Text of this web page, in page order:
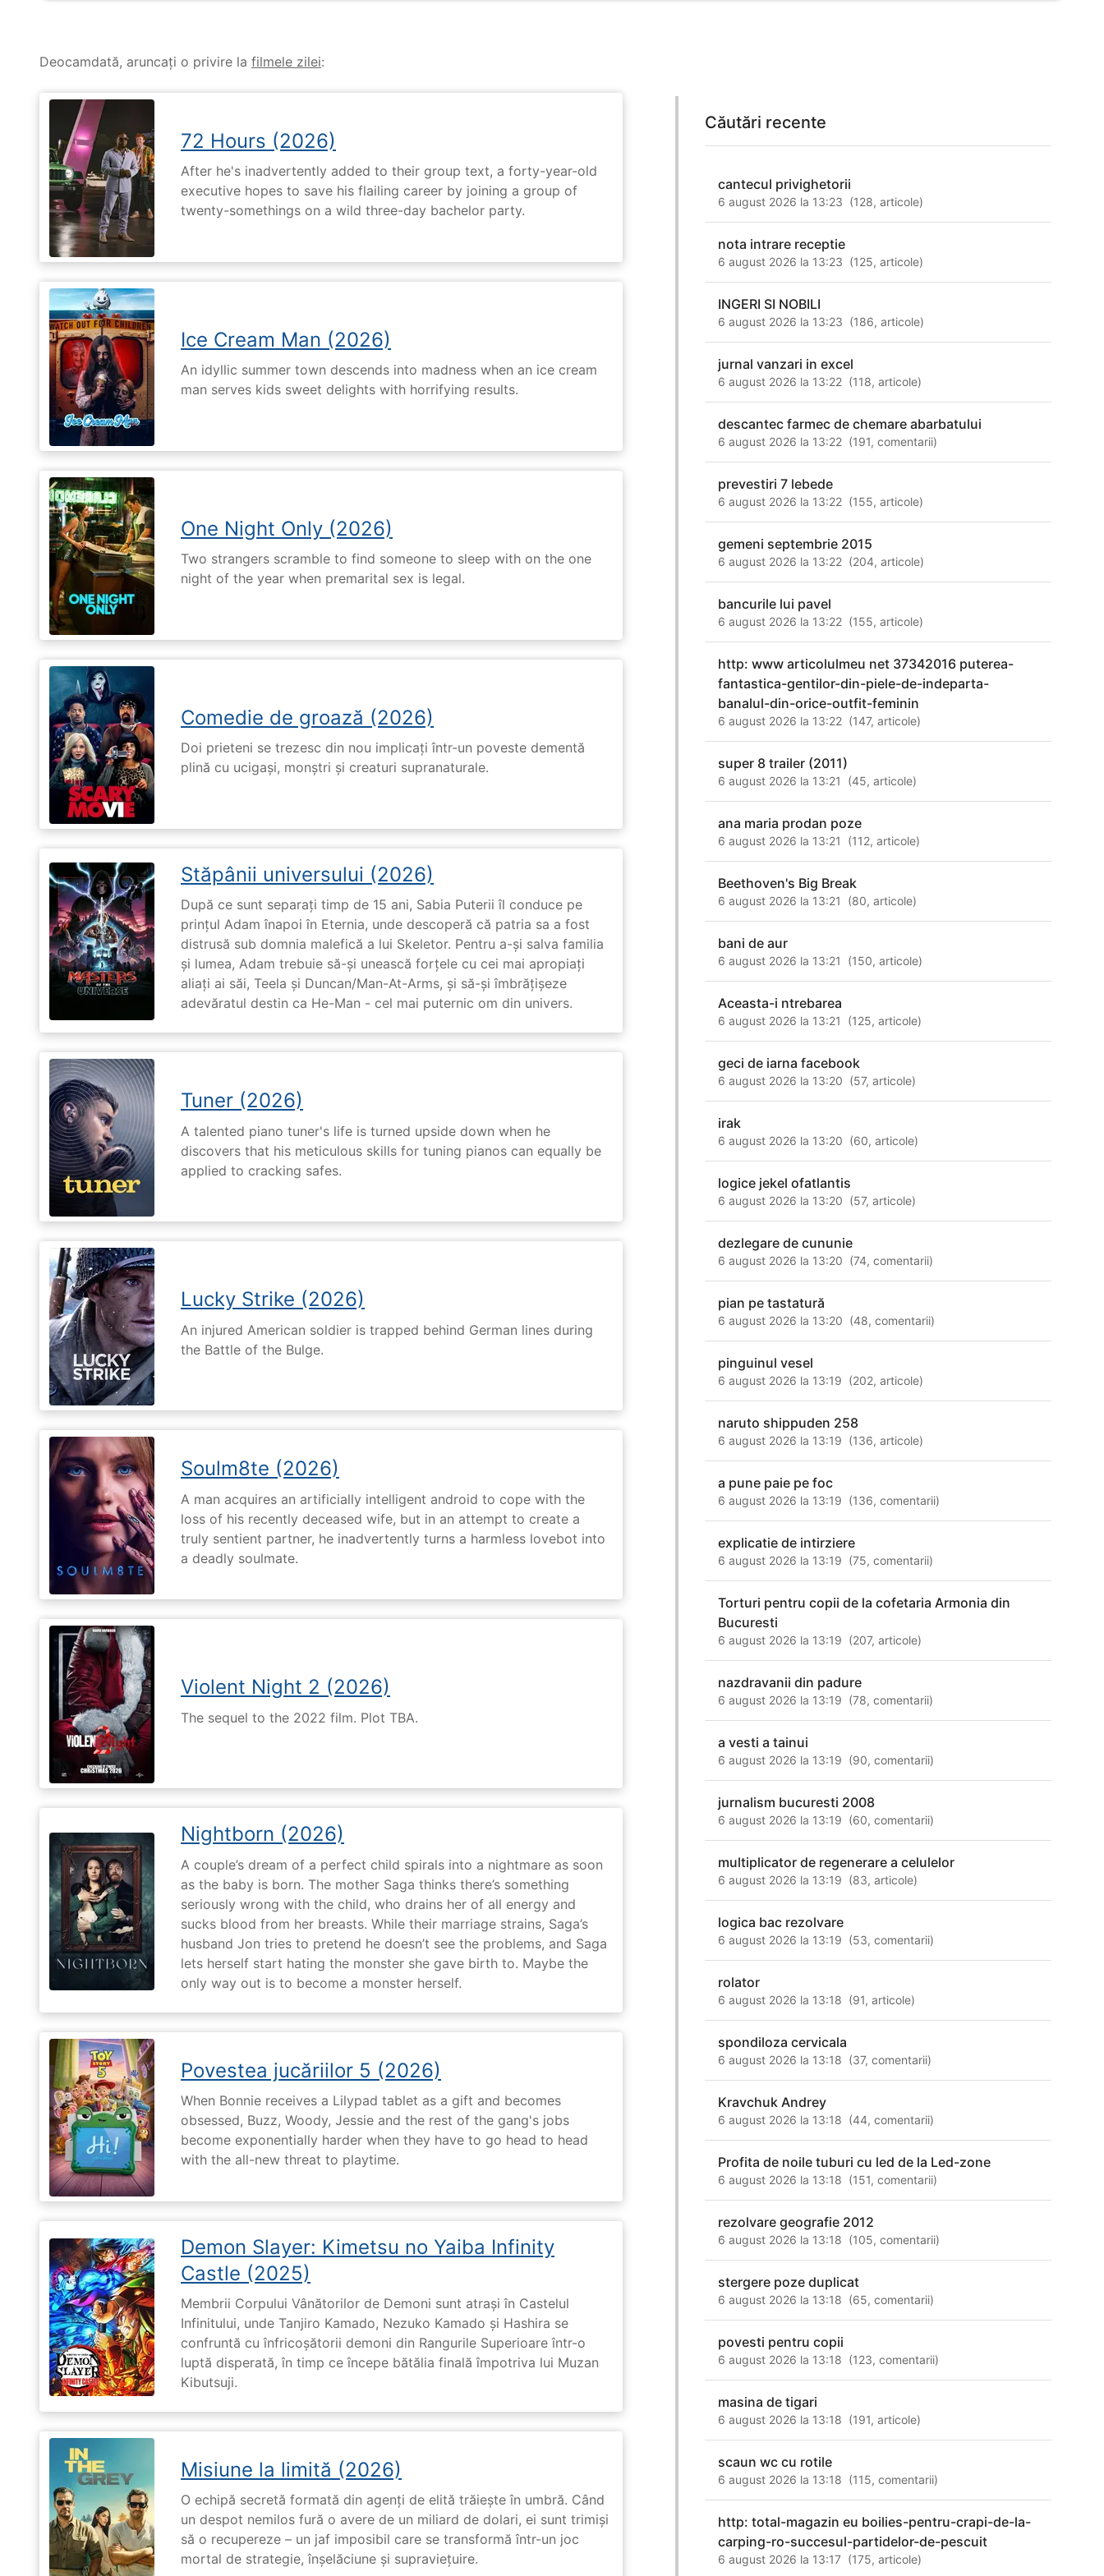
Deocamdată, aruncați o privire la filmele zilei:
72 Hours (2026)
After he's inadvertently added to their group text, a forty-year-old
executive hopes to save his flailing career by joining a group of
twenty-somethings on a wild three-day bachelor party.
Ice Cream Man (2026)
An idyllic summer town descends into madness when an ice cream
man serves kids sweet delights with horrifying results.
One Night Only (2026)
Two strangers scramble to find someone to sleep with on the one
night of the year when premarital sex is legal.
Comedie de groază (2026)
Doi prieteni se trezesc din nou implicați într-un poveste dementă
plină cu ucigași, monștri și creaturi supranaturale.
Stăpânii universului (2026)
După ce sunt separați timp de 15 ani, Sabia Puterii îl conduce pe
prințul Adam înapoi în Eternia, unde descoperă că patria sa a fost
distrusă sub domnia malefică a lui Skeletor. Pentru a-și salva familia
și lumea, Adam trebuie să-și unească forțele cu cei mai apropiați
aliați ai săi, Teela și Duncan/Man-At-Arms, și să-și îmbrățișeze
adevăratul destin ca He-Man - cel mai puternic om din univers.
Tuner (2026)
A talented piano tuner's life is turned upside down when he
discovers that his meticulous skills for tuning pianos can equally be
applied to cracking safes.
Lucky Strike (2026)
An injured American soldier is trapped behind German lines during
the Battle of the Bulge.
Soulm8te (2026)
A man acquires an artificially intelligent android to cope with the
loss of his recently deceased wife, but in an attempt to create a
truly sentient partner, he inadvertently turns a harmless lovebot into
a deadly soulmate.
Violent Night 2 (2026)
The sequel to the 2022 film. Plot TBA.
Nightborn (2026)
A couple’s dream of a perfect child spirals into a nightmare as soon
as the baby is born. The mother Saga thinks there’s something
seriously wrong with the child, who drains her of all energy and
sucks blood from her breasts. While their marriage strains, Saga’s
husband Jon tries to pretend he doesn’t see the problems, and Saga
lets herself start hating the monster she gave birth to. Maybe the
only way out is to become a monster herself.
Povestea jucăriilor 5 (2026)
When Bonnie receives a Lilypad tablet as a gift and becomes
obsessed, Buzz, Woody, Jessie and the rest of the gang's jobs
become exponentially harder when they have to go head to head
with the all-new threat to playtime.
Demon Slayer: Kimetsu no Yaiba Infinity
Castle (2025)
Membrii Corpului Vânătorilor de Demoni sunt atrași în Castelul
Infinitului, unde Tanjiro Kamado, Nezuko Kamado și Hashira se
confruntă cu înfricoșătorii demoni din Rangurile Superioare într-o
luptă disperată, în timp ce începe bătălia finală împotriva lui Muzan
Kibutsuji.
Misiune la limită (2026)
O echipă secretă formată din agenți de elită trăiește în umbră. Când
un despot nemilos fură o avere de un miliard de dolari, ei sunt trimiși
să o recupereze – un jaf imposibil care se transformă într-un joc
mortal de strategie, înșelăciune și supraviețuire.
Căutări recente
cantecul privighetorii
6 august 2026 la 13:23 (128,articole)
nota intrare receptie
6 august 2026 la 13:23 (125,articole)
INGERI SI NOBILI
6 august 2026 la 13:23 (186,articole)
jurnal vanzari in excel
6 august 2026 la 13:22 (118,articole)
descantec farmec de chemare abarbatului
6 august 2026 la 13:22 (191,comentarii)
prevestiri 7 lebede
6 august 2026 la 13:22 (155,articole)
gemeni septembrie 2015
6 august 2026 la 13:22 (204,articole)
bancurile lui pavel
6 august 2026 la 13:22 (155,articole)
http: www articolulmeu net 37342016 puterea-
fantastica-gentilor-din-piele-de-indeparta-
banalul-din-orice-outfit-feminin
6 august 2026 la 13:22 (147,articole)
super 8 trailer (2011)
6 august 2026 la 13:21 (45,articole)
ana maria prodan poze
6 august 2026 la 13:21 (112,articole)
Beethoven's Big Break
6 august 2026 la 13:21 (80,articole)
bani de aur
6 august 2026 la 13:21 (150,articole)
Aceasta-i ntrebarea
6 august 2026 la 13:21 (125,articole)
geci de iarna facebook
6 august 2026 la 13:20 (57,articole)
irak
6 august 2026 la 13:20 (60,articole)
logice jekel ofatlantis
6 august 2026 la 13:20 (57,articole)
dezlegare de cununie
6 august 2026 la 13:20 (74,comentarii)
pian pe tastatură
6 august 2026 la 13:20 (48,comentarii)
pinguinul vesel
6 august 2026 la 13:19 (202,articole)
naruto shippuden 258
6 august 2026 la 13:19 (136,articole)
a pune paie pe foc
6 august 2026 la 13:19 (136,comentarii)
explicatie de intirziere
6 august 2026 la 13:19 (75,comentarii)
Torturi pentru copii de la cofetaria Armonia din
Bucuresti
6 august 2026 la 13:19 (207,articole)
nazdravanii din padure
6 august 2026 la 13:19 (78,comentarii)
a vesti a tainui
6 august 2026 la 13:19 (90,comentarii)
jurnalism bucuresti 2008
6 august 2026 la 13:19 (60,comentarii)
multiplicator de regenerare a celulelor
6 august 2026 la 13:19 (83,articole)
logica bac rezolvare
6 august 2026 la 13:19 (53,comentarii)
rolator
6 august 2026 la 13:18 (91,articole)
spondiloza cervicala
6 august 2026 la 13:18 (37,comentarii)
Kravchuk Andrey
6 august 2026 la 13:18 (44,comentarii)
Profita de noile tuburi cu led de la Led-zone
6 august 2026 la 13:18 (151,comentarii)
rezolvare geografie 2012
6 august 2026 la 13:18 (105,comentarii)
stergere poze duplicat
6 august 2026 la 13:18 (65,comentarii)
povesti pentru copii
6 august 2026 la 13:18 (123,comentarii)
masina de tigari
6 august 2026 la 13:18 (191,articole)
scaun wc cu rotile
6 august 2026 la 13:18 (115,comentarii)
http: total-magazin eu boilies-pentru-crapi-de-la-
carping-ro-succesul-partidelor-de-pescuit
6 august 2026 la 13:17 (175,articole)